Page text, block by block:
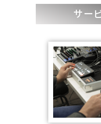
サー